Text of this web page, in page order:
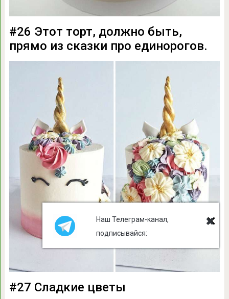
#26 Этот торт, должно быть,
прямо из сказки про единорогов.
#27 Сладкие цветы
Наш Телеграм-канал,
подписывайся: